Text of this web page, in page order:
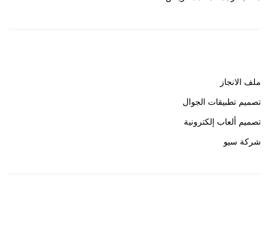
ملف الانجاز
تصميم تطبيقات الجوال
تصميم ألعاب إلكترونية
شركة سيو